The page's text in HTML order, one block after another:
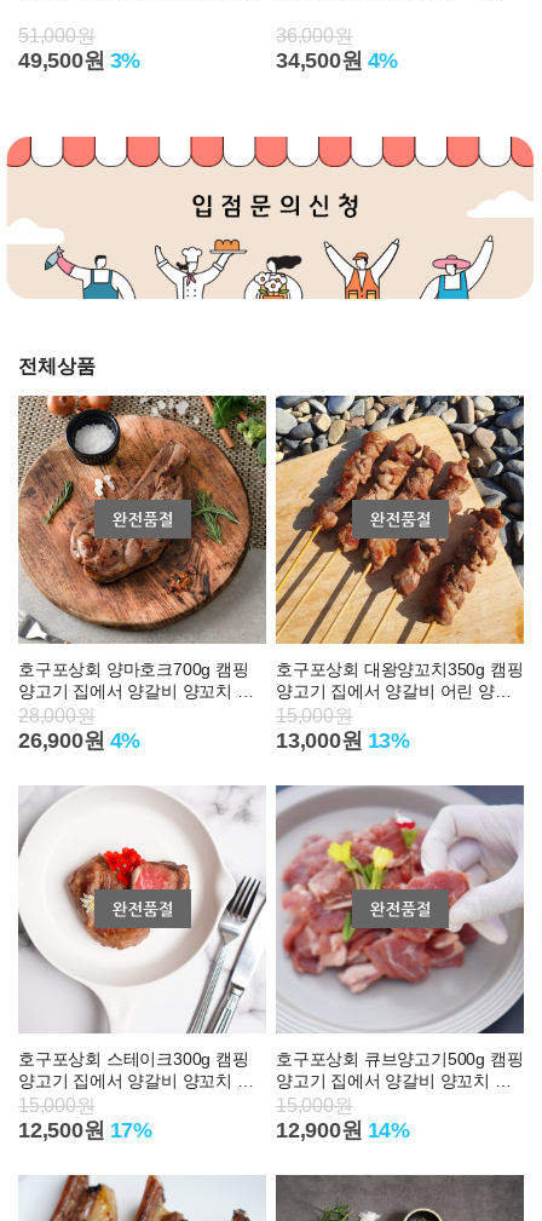
51,000원
49,500원 3%
36,000원
34,500원 4%
전체상품
호구포상회 양마호크700g 캠핑
양고기 집에서 양갈비 양꼬치 어
린 숄더랙 파는곳
28,000원
26,900원 4%
호구포상회 대왕양꼬치350g 캠핑
양고기 집에서 양갈비 어린 양마
호크 숄더랙 파는곳
15,000원
13,000원 13%
호구포상회 스테이크300g 캠핑
양고기 집에서 양갈비 양꼬치 어
린 양마호크 숄더랙 파는곳
15,000원
12,500원 17%
호구포상회 큐브양고기500g 캠핑
양고기 집에서 양갈비 양꼬치 어
린 양마호크 숄더랙 파는곳
15,000원
12,900원 14%